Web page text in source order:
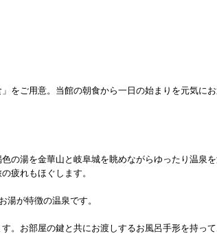
をご用意。当館の朝食から一日の始まりを元気に
の湯を金華山と岐阜城を眺めながらゆったり温泉
疲れもほぐします。
が特徴の温泉です。
。お部屋の鍵と共にお渡しするお風呂手形を持っ